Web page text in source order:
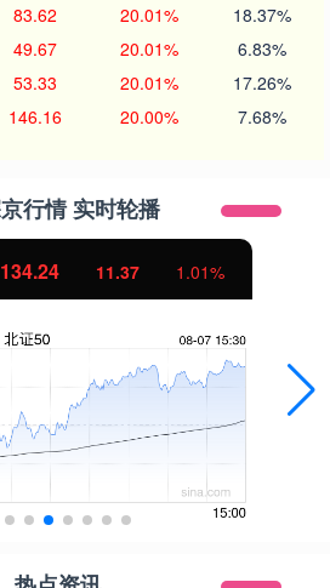
83.62 20.01% 18.37%
49.67 20.01% 6.83%
53.33 20.01% 17.26%
146.16 20.00% 7.68%
行情 实时轮播
11.37 1.01%